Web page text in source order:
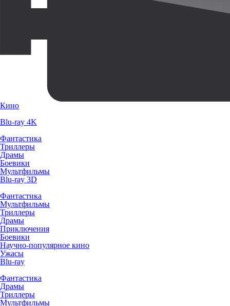
Кино
Blu-ray 4K
Фантастика
Триллеры
Драмы
Боевики
Мультфильмы
Blu-ray 3D
Фантастика
Мультфильмы
Триллеры
Драмы
Приключения
Боевики
Научно-популярное кино
Ужасы
Blu-ray
Фантастика
Драмы
Триллеры
Мультфильмы